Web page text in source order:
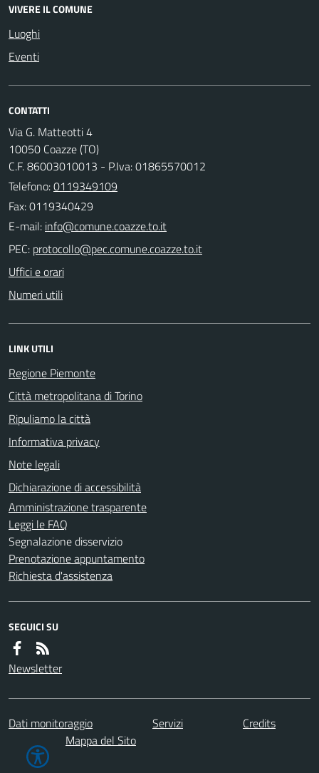
VIVERE IL COMUNE
Luoghi
Eventi
CONTATTI
Via G. Matteotti 4
10050 Coazze (TO)
C.F. 86003010013 - P.Iva: 01865570012
Telefono:0119349109
Fax: 0119340429
E-mail:
PEC:
Uffici e orari
Numeri utili
LINK UTILI
Regione Piemonte
Città metropolitana di Torino
Ripuliamo la città
Informativa privacy
Note legali
Dichiarazione di accessibilità
Amministrazione trasparente
Leggi le FAQ
Segnalazione disservizio
Prenotazione appuntamento
Richiesta d'assistenza
SEGUICI SU
Newsletter
Dati monitoraggio Servizi
Credits
Mappa del Sito